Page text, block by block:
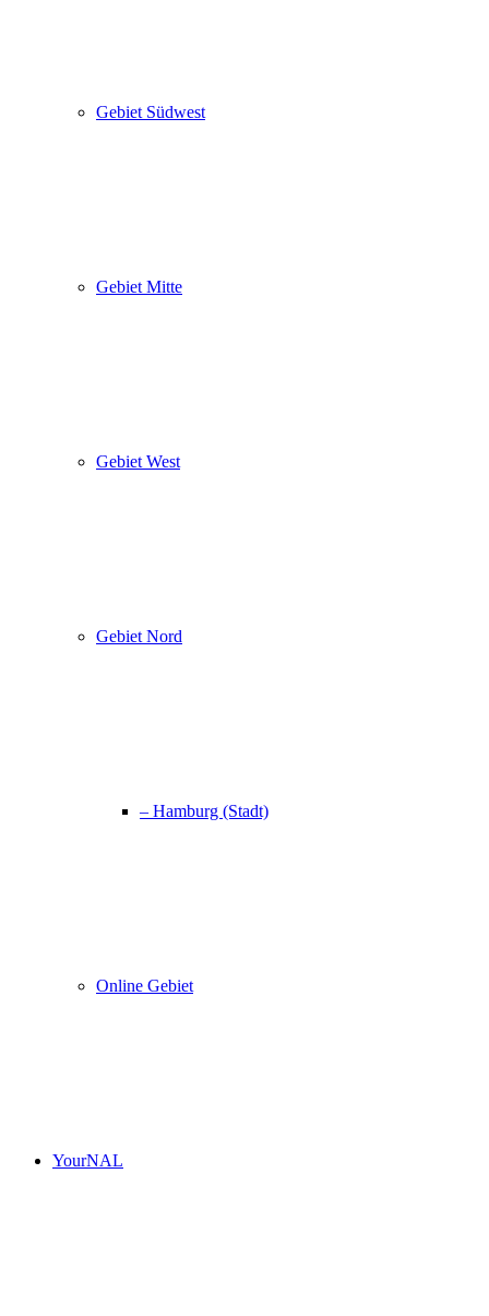
Gebiet Südwest
Gebiet Mitte
Gebiet West
Gebiet Nord
– Hamburg (Stadt)
Online Gebiet
YourNAL